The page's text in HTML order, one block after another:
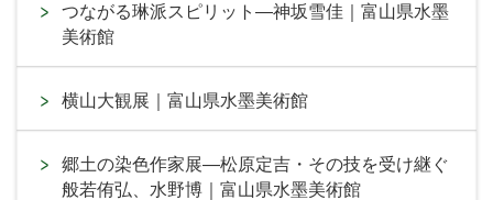
つながる琳派スピリット―神坂雪佳｜富山県水墨
美術館
横山大観展｜富山県水墨美術館
郷土の染色作家展―松原定吉・その技を受け継ぐ
般若侑弘、水野博｜富山県水墨美術館